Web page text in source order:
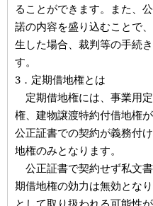
ることができます。また、
諾の内容を盛り込むことで
生した場合、裁判等の手続
す。
3．定期借地権とは
定期借地権には、事業用
権、建物譲渡特約付借地権
公正証書での契約が義務付
地権のみとなります。
公正証書で契約せず私文
期借地権の効力は無効とな
として取り扱われる可能性が